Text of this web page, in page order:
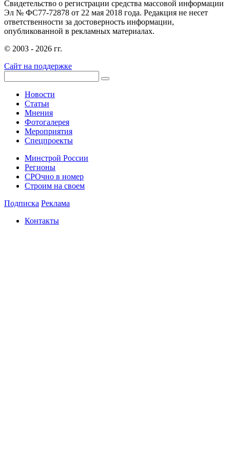
Свидетельство о регистрации средства массовой информации
Эл № ФС77-72878 от 22 мая 2018 года. Редакция не несет
ответственности за достоверность информации,
опубликованной в рекламных материалах.
© 2003 - 2026 гг.
Сайт на поддержке
Новости
Статьи
Мнения
Фотогалерея
Мероприятия
Спецпроекты
Минстрой России
Регионы
СРОчно в номер
Строим на своем
Подписка Реклама
Контакты